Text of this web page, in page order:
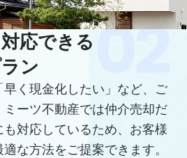
応できる
ン
早く現金化したい」など、ご
ーツ不動産では仲介売却だ
対応しているため、お客様
な方法をご提案できます。